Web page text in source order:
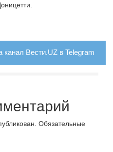
канал Вести.UZ в Telegram
Обязательные